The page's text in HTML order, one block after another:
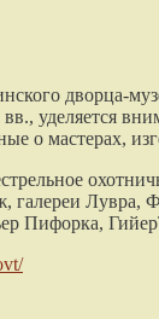
дворца-
уделяется
о мастерах,
Лувра,
Пифорка,